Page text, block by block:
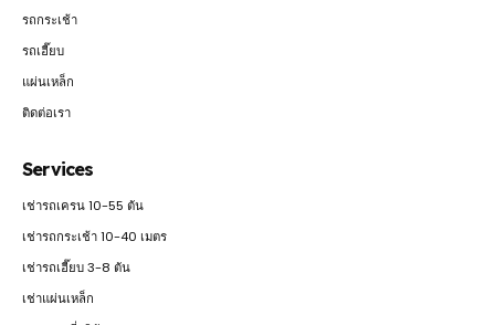
รถกระเช้า
รถเฮี๊ยบ
แผ่นเหล็ก
ติดต่อเรา
Services
เช่ารถเครน 10-55 ตัน
เช่ารถกระเช้า 10-40 เมตร
เช่ารถเฮี๊ยบ 3-8 ตัน
เช่าแผ่นเหล็ก